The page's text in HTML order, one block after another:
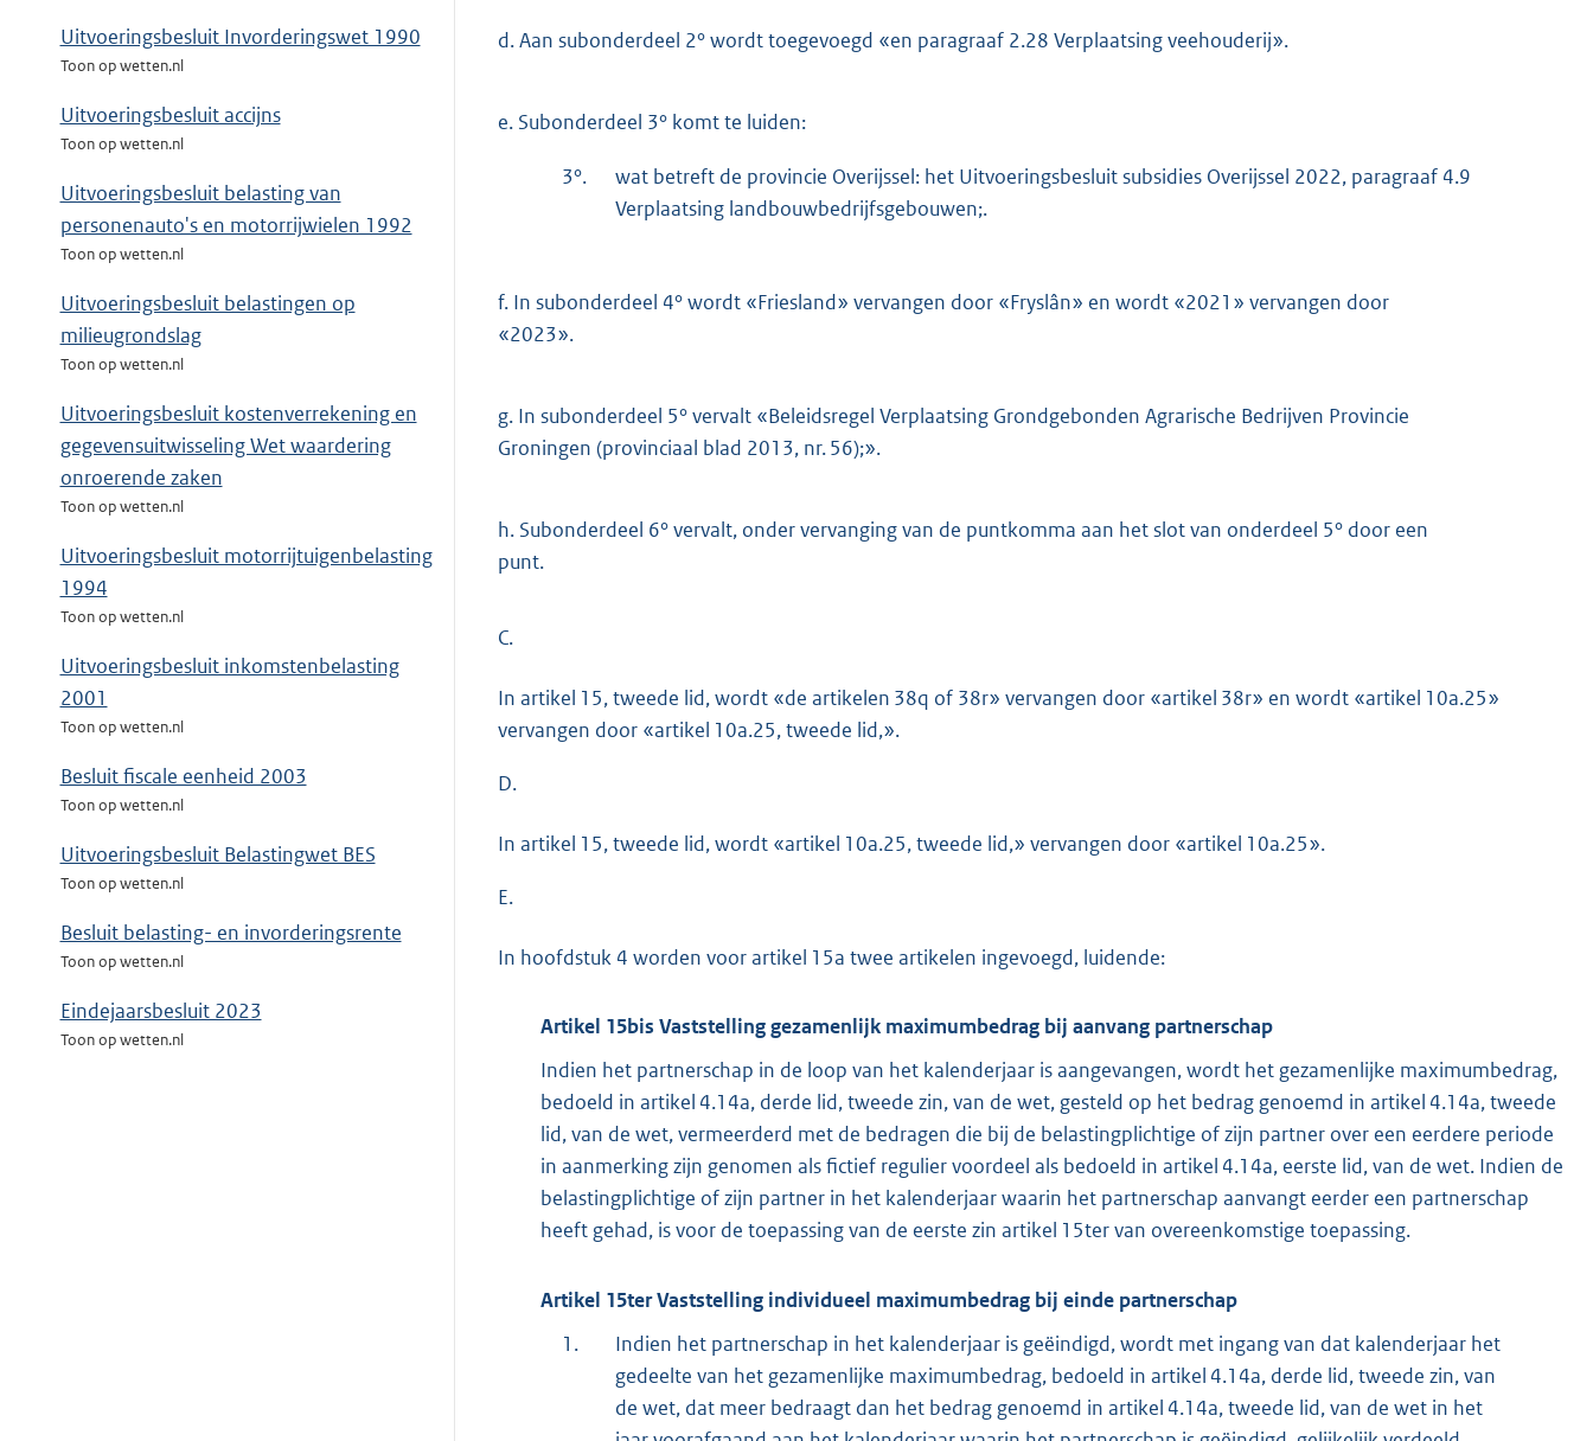
Uitvoeringsbesluit Invorderingswet 1990
Toon op wetten.nl
Uitvoeringsbesluit accijns
Toon op wetten.nl
Uitvoeringsbesluit belasting van
personenauto's en motorrijwielen 1992
Toon op wetten.nl
Uitvoeringsbesluit belastingen op
milieugrondslag
Toon op wetten.nl
Uitvoeringsbesluit kostenverrekening en
gegevensuitwisseling Wet waardering
onroerende zaken
Toon op wetten.nl
Uitvoeringsbesluit motorrijtuigenbelasting
1994
Toon op wetten.nl
Uitvoeringsbesluit inkomstenbelasting
2001
Toon op wetten.nl
Besluit fiscale eenheid 2003
Toon op wetten.nl
Uitvoeringsbesluit Belastingwet BES
Toon op wetten.nl
Besluit belasting- en invorderingsrente
Toon op wetten.nl
Eindejaarsbesluit 2023
Toon op wetten.nl
d.Aan subonderdeel 2° wordt toegevoegd «en paragraaf 2.28 Verplaatsing veehouderij».
e. Subonderdeel 3° komt te luiden:
3°.
wat betreft de provincie Overijssel: het Uitvoeringsbesluit subsidies Overijssel 2022, paragraaf 4.9
Verplaatsing landbouwbedrijfsgebouwen;.
f. In subonderdeel 4° wordt «Friesland» vervangen door «Fryslân» en wordt «2021» vervangen door
«2023».
g. In subonderdeel 5° vervalt «Beleidsregel Verplaatsing Grondgebonden Agrarische Bedrijven Provincie
Groningen (provinciaal blad 2013, nr. 56);».
h. Subonderdeel 6° vervalt, onder vervanging van de puntkomma aan het slot van onderdeel 5° door een
punt.
C.
In artikel 15, tweede lid, wordt «de artikelen 38q of 38r» vervangen door «artikel 38r» en wordt «artikel 10a.25»
vervangen door «artikel 10a.25, tweede lid,».
D.
In artikel 15, tweede lid, wordt «artikel 10a.25, tweede lid,» vervangen door «artikel 10a.25».
E.
In hoofdstuk 4 worden voor artikel 15a twee artikelen ingevoegd, luidende:
Artikel 15bis Vaststelling gezamenlijk maximumbedrag bij aanvang partnerschap
Indien het partnerschap in de loop van het kalenderjaar is aangevangen, wordt het gezamenlijke maximumbedrag,
bedoeld in artikel 4.14a, derde lid, tweede zin, van de wet, gesteld op het bedrag genoemd in artikel 4.14a, tweede
lid, van de wet, vermeerderd met de bedragen die bij de belastingplichtige of zijn partner over een eerdere periode
in aanmerking zijn genomen als fictief regulier voordeel als bedoeld in artikel 4.14a, eerste lid, van de wet. Indien de
belastingplichtige of zijn partner in het kalenderjaar waarin het partnerschap aanvangt eerder een partnerschap
heeft gehad, is voor de toepassing van de eerste zin artikel 15ter van overeenkomstige toepassing.
Artikel 15ter Vaststelling individueel maximumbedrag bij einde partnerschap
1.
Indien het partnerschap in het kalenderjaar is geëindigd, wordt met ingang van dat kalenderjaar het
gedeelte van het gezamenlijke maximumbedrag, bedoeld in artikel 4.14a, derde lid, tweede zin, van
de wet, dat meer bedraagt dan het bedrag genoemd in artikel 4.14a, tweede lid, van de wet in het